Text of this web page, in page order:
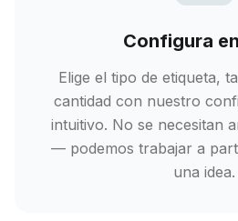
Configura
Elige el tipo de etiqueta,
cantidad con nuestro
intuitivo. No se necesitan
— podemos trabajar a
una idea.